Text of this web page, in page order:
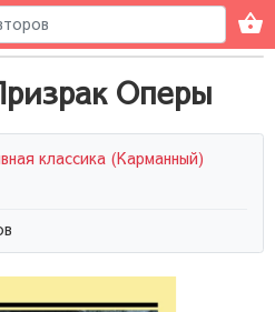
Оперы
классика (Карманный)